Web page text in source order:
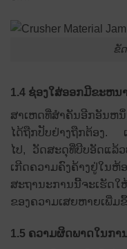
ຂັ
1.4 ຊ່ອງໃສ່ອອກມີຂະຫນ
ສາເຫດທີ່ສໍາຄັນອີກອັນຫ
ໄດ້ຖືກປັບຢ່າງຖືກຕ້ອງ.
ໄປ, ວັດສະດຸທີ່ບີບອັດແລ້
ເກີດຄວາມຄົງຄ້າງຢູ່ໃ
ສະຖານະການນີ້ຈະເຮັດໃ
ຂອງຄວາມເສຍຫາຍເພີ່ມ
1.5 ຄວາມຜິດພາດໃນກາ